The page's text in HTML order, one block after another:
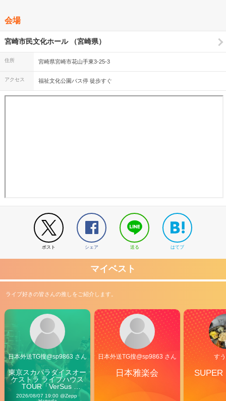
会場
宮崎市民文化ホール （宮崎県）
住所 宮崎県宮崎市花山手東3-25-3
アクセス 福祉文化公園バス停 徒歩すぐ
ポスト シェア 送る はてブ
マイベスト
ライブ好きの皆さんの推しをご紹介します。
日本外送TG搜@sp9863 さん
東京スカパラダイスオー
ケストラ ライブハウス
TOUR「VerSus
Carnival」
2026/08/07 19:00 @Zepp
日本外送TG搜@sp9863 さん
日本雅楽会
す
SUPER